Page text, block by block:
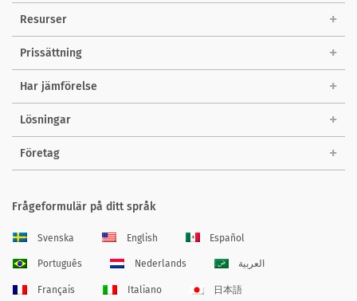
Resurser
Prissättning
Har jämförelse
Lösningar
Företag
Frågeformulär på ditt språk
Svenska English Español
Português Nederlands العربية
Français Italiano 日本語